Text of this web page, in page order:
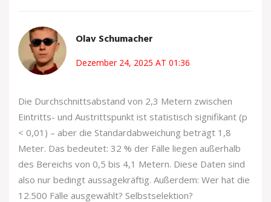
Olav Schumacher
Dezember 24, 2025 AT 01:36
Die Durchschnittsabstand von 2,3 Metern zwischen
Eintritts- und Austrittspunkt ist statistisch signifikant (p
< 0,01) – aber die Standardabweichung beträgt 1,8
Meter. Das bedeutet: 32 % der Fälle liegen außerhalb
des Bereichs von 0,5 bis 4,1 Metern. Diese Daten sind
also nur bedingt aussagekräftig. Außerdem: Wer hat die
12.500 Fälle ausgewählt? Selbstselektion?